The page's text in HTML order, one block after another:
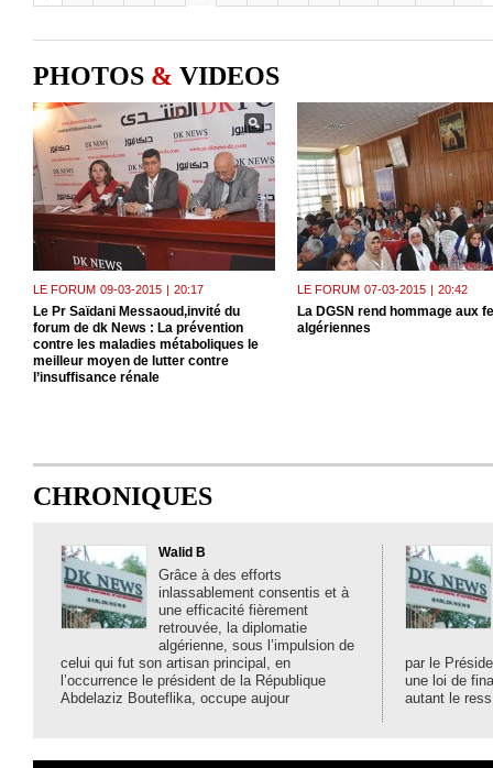
PHOTOS & VIDEOS
LE FORUM 09-03-2015 | 20:17
Le Pr Saïdani Messaoud,invité du
forum de dk News : La prévention
contre les maladies métaboliques le
meilleur moyen de lutter contre
l’insuffisance rénale
LE FORUM 07-03-2015 | 20:42
La DGSN rend hommage aux
algériennes
CHRONIQUES
Walid B
Grâce à des efforts
inlassablement consentis et à
une efficacité fièrement
retrouvée, la diplomatie
algérienne, sous l’impulsion de
celui qui fut son artisan principal, en
l’occurrence le président de la République
Abdelaziz Bouteflika, occupe aujour
par le
une loi de
autant le ress